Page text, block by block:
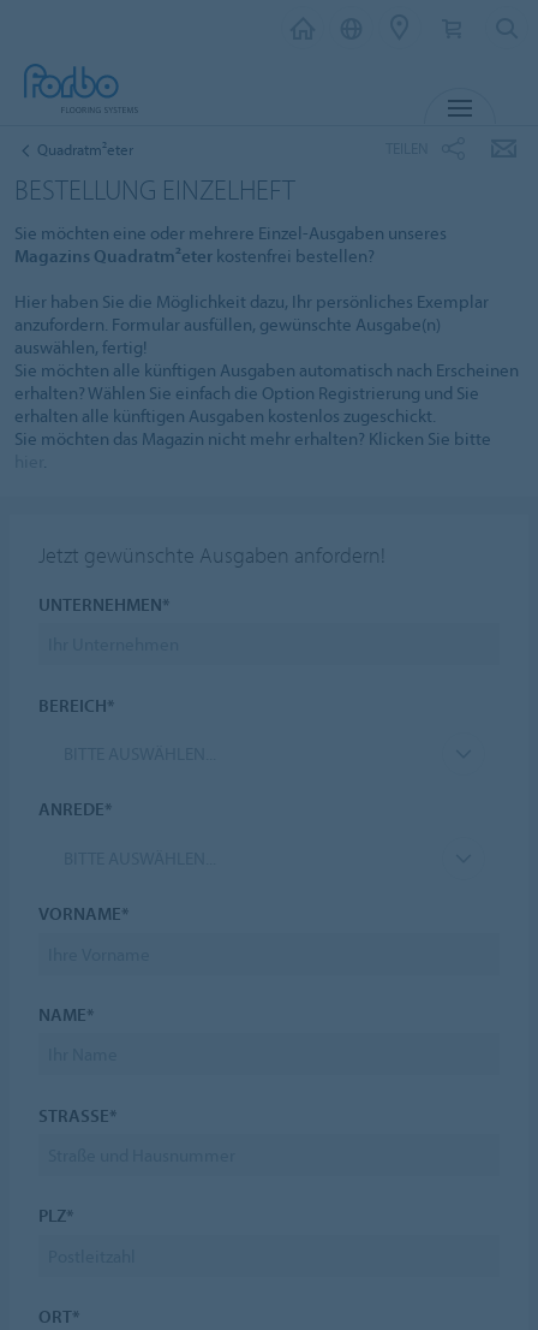
Quadratm²eter
BESTELLUNG EINZELHEFT
Sie möchten eine oder mehrere Einzel-Ausgaben unseres
Magazins Quadratm²eter kostenfrei bestellen?
Hier haben Sie die Möglichkeit dazu, Ihr persönliches Exemplar
anzufordern. Formular ausfüllen, gewünschte Ausgabe(n)
auswählen, fertig!
Sie möchten alle künftigen Ausgaben automatisch nach Erscheinen
erhalten? Wählen Sie einfach die Option Registrierung und Sie
erhalten alle künftigen Ausgaben kostenlos zugeschickt.
Sie möchten das Magazin nicht mehr erhalten? Klicken Sie bitte
Jetzt gewünschte Ausgaben anfordern!
UNTERNEHMEN*
BEREICH*
ANREDE*
VORNAME*
NAME*
STRASSE*
PLZ*
ORT*